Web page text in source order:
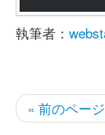
執筆者：
« 前のページ